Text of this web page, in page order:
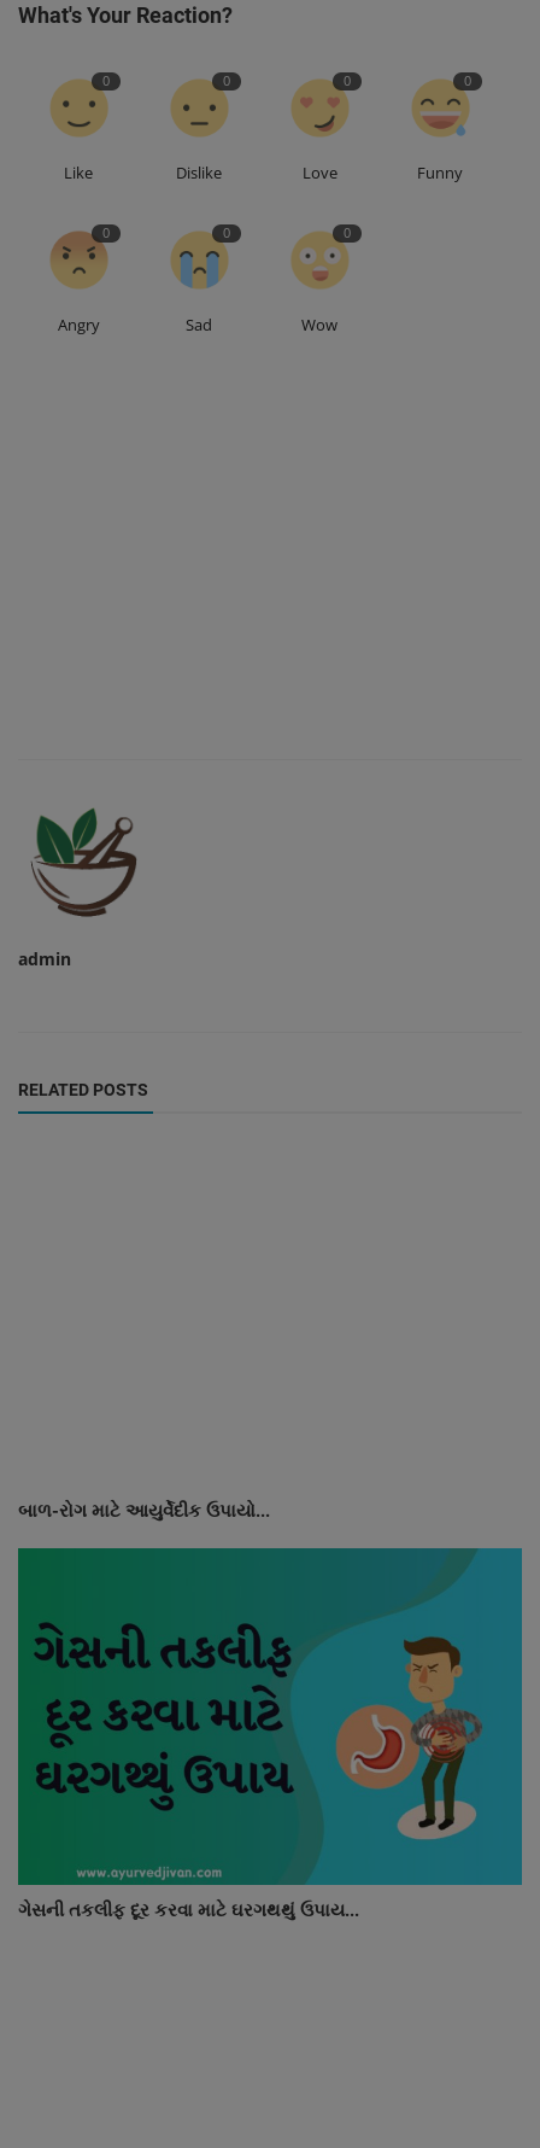
What's Your Reaction?
0
Like
0
Dislike
0
Love
0
Funny
0
Angry
0
Sad
0
Wow
admin
RELATED POSTS
બાળ-રોગ માટે આયુર્વેદીક ઉપાયો...
ગેસની તકલીફ દૂર કરવા માટે ઘરગથથું ઉપાય...